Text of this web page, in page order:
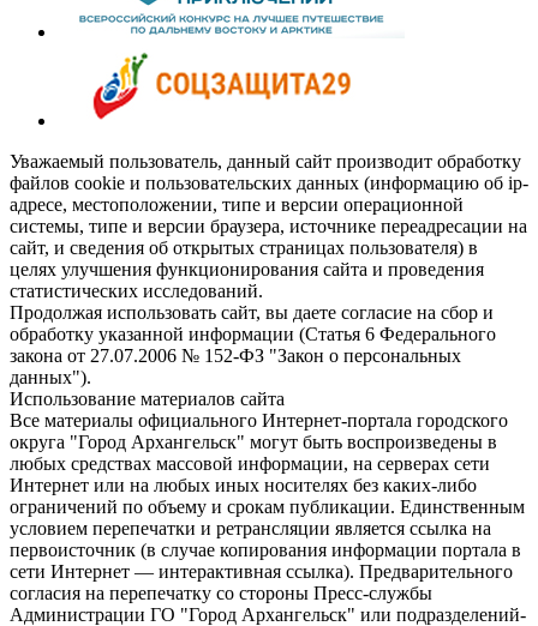
Уважаемый пользователь, данный сайт производит обработку
файлов cookie и пользовательских данных (информацию об ip-
адресе, местоположении, типе и версии операционной
системы, типе и версии браузера, источнике переадресации на
сайт, и сведения об открытых страницах пользователя) в
целях улучшения функционирования сайта и проведения
статистических исследований.
Продолжая использовать сайт, вы даете согласие на сбор и
обработку указанной информации (Статья 6 Федерального
закона от 27.07.2006 № 152-ФЗ "Закон о персональных
данных").
Использование материалов сайта
Все материалы официального Интернет-портала городского
округа "Город Архангельск" могут быть воспроизведены в
любых средствах массовой информации, на серверах сети
Интернет или на любых иных носителях без каких-либо
ограничений по объему и срокам публикации. Единственным
условием перепечатки и ретрансляции является ссылка на
первоисточник (в случае копирования информации портала в
сети Интернет — интерактивная ссылка). Предварительного
согласия на перепечатку со стороны Пресс-службы
Администрации ГО "Город Архангельск" или подразделений-